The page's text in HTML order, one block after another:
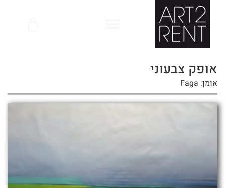
אופק צבעוני
אומן: Faga